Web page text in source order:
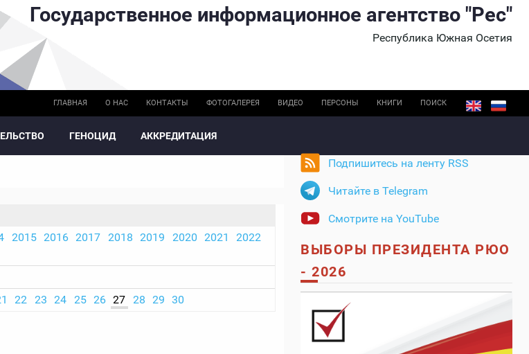
Государственное информационное агентство "Рес"
Республика Южная Осетия
ГЛАВНАЯ О НАС КОНТАКТЫ ФОТОГАЛЕРЕЯ ВИДЕО ПЕРСОНЫ КНИГИ ПОИСК
ГЕНОЦИД АККРЕДИТАЦИЯ
2015 2016 2017 2018 2019 2020 2021
2022
22 23 24 25 26 27 28 29 30
Подпишитесь на ленту RSS
Читайте в Telegram
Смотрите на YouTube
ВЫБОРЫ ПРЕЗИДЕНТА РЮО
- 2026